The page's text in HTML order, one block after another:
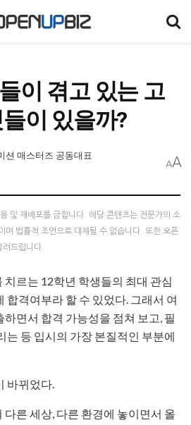
이 겪고 있는 고
이 있을까?
션 매스터즈 공동대표
AA
및 재배포를 금합니다. 해당 콘텐츠는 전문가의 소
며 법률적 조언으로 대체될 수 없습니다. 또한 오픈
드립니다.
르는 12학년 학생들의 최대 관심
합격여부라 할 수 있었다. 그래서 여
면서 합격 가능성을 점쳐 보고, 필
는 등 입시의 가장 본질적인 부분에
바뀌었다.
른 세상, 다른 환경에 놓이면서 올